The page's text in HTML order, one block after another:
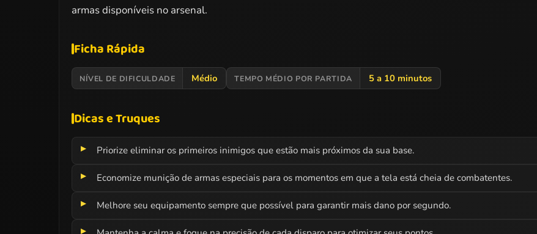
armas disponíveis no arsenal.
Ficha Rápida
NÍVEL DE DIFICULDADE Médio TEMPO MÉDIO POR PARTIDA 5 a 10 minutos
Dicas e Truques
Priorize eliminar os primeiros inimigos que estão mais próximos da sua base.
Economize munição de armas especiais para os momentos em que a tela está cheia de combatentes.
Melhore seu equipamento sempre que possível para garantir mais dano por segundo.